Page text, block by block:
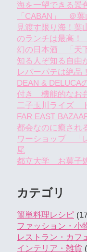
海を一望できる景
「CABAN」 ＠葉
見渡す限り海！葉
のランチは最高
幻の日本酒 「天
知る人ぞ知る自由
レバーパテは絶品！
DEAN &
付き 機能的なお
二子玉川ライズ
FAR EAST
都会なのに癒され
ワーショップ 「
尾
都立大学 お菓
カテゴリ
簡単料理レシピ
ファッション・小
レストラン・カフ
インテリア・雑貨